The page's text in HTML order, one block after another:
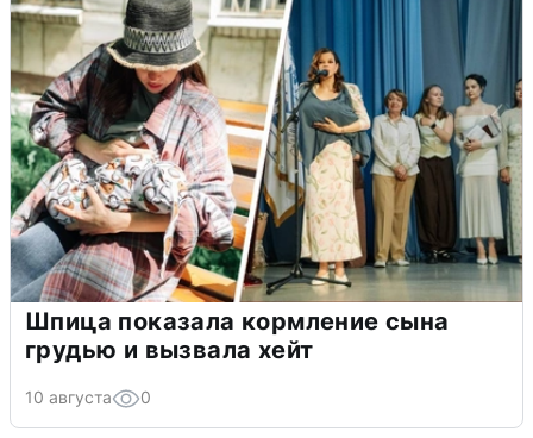
Шпица показала кормление сына
грудью и вызвала хейт
10 августа 0